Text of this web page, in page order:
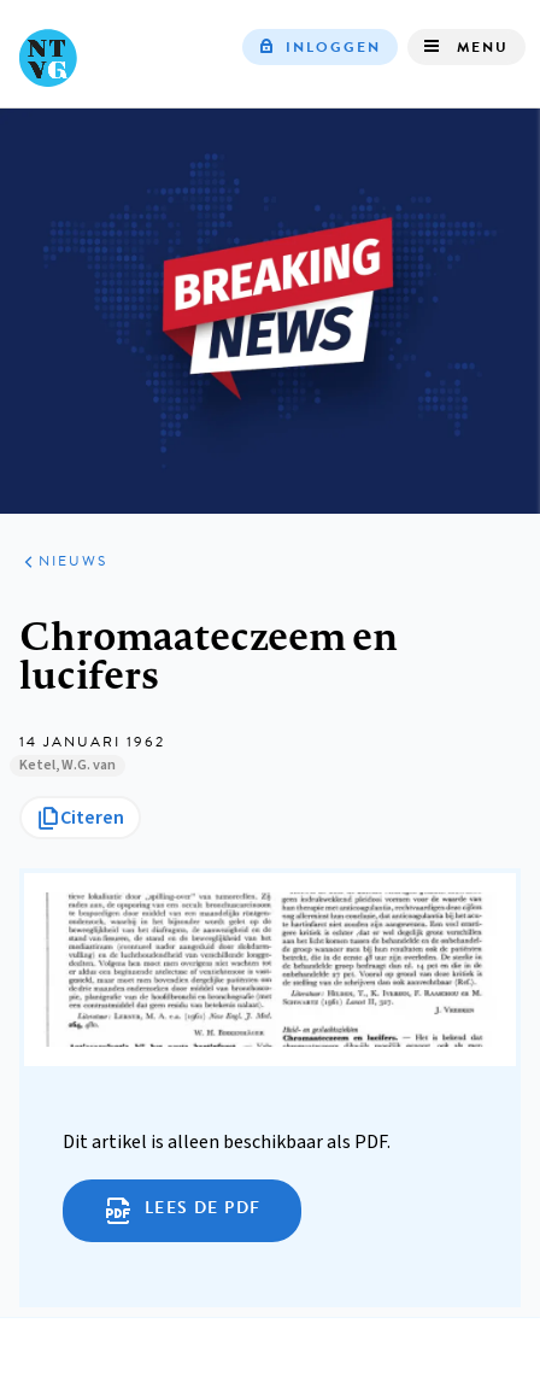
INLOGGEN MENU
ARTIKELEN
HET
KORT
NIEUWS
Chromaateczeem en
lucifers
14 JANUARI 1962
Ketel, W.G. van
Citeren
Dit artikel is alleen beschikbaar als PDF.
LEES DE PDF